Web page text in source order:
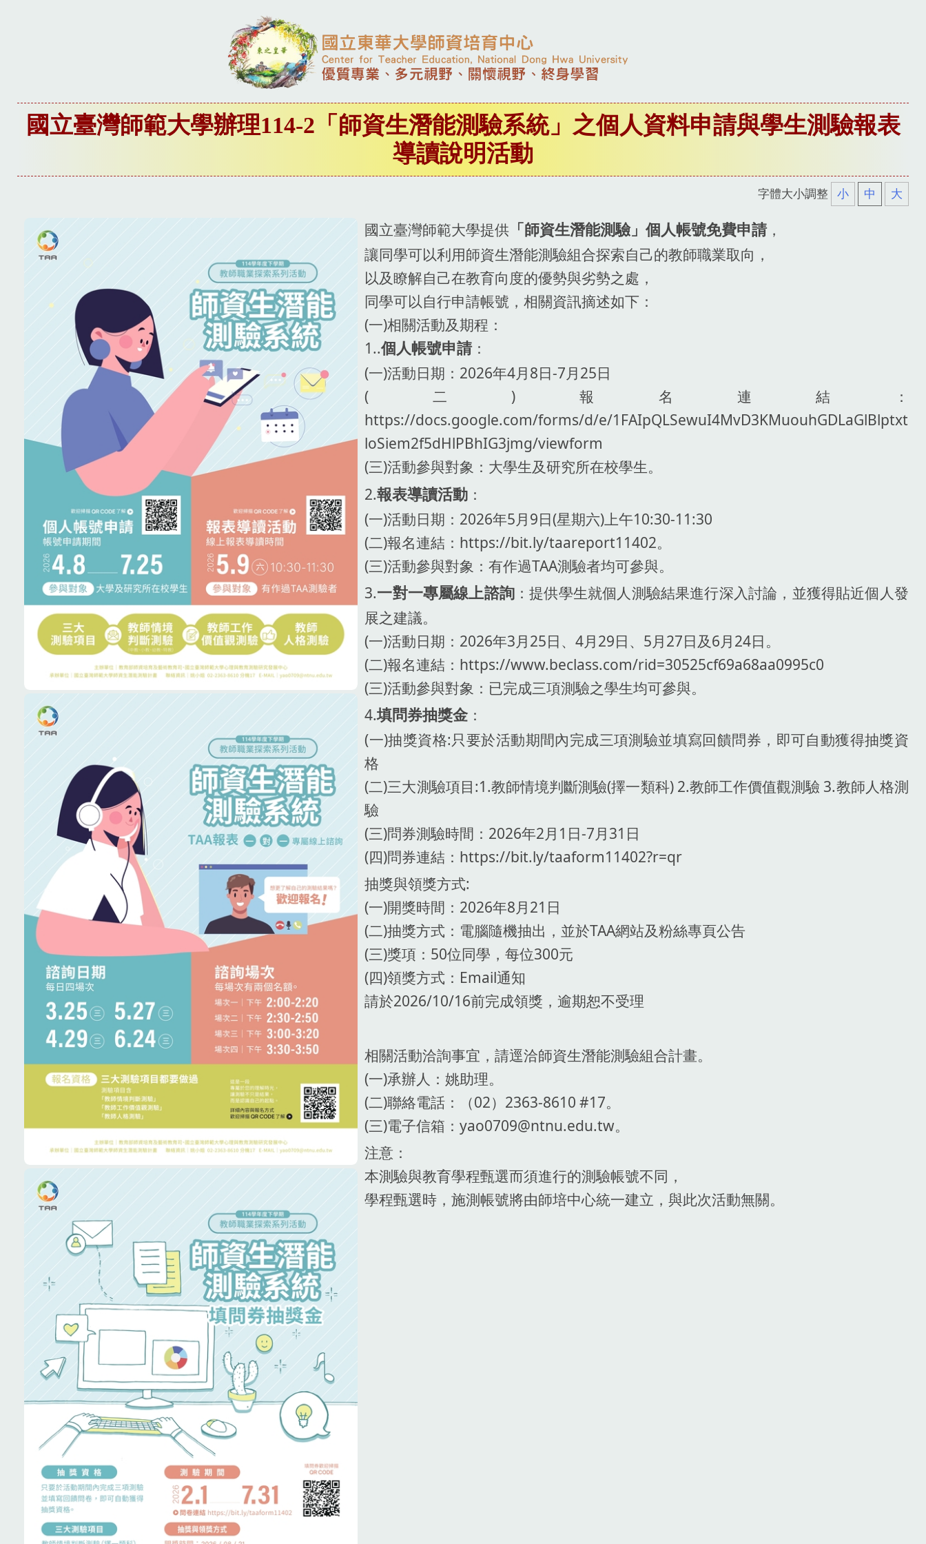
國立臺灣師範大學辦理114-2「師資生潛能測驗系統」之個人資料申請與學生測驗報表
導讀說明活動
字體大小調整 小 中 大
國立臺灣師範大學提供 「師資生潛能測驗」個人帳號免費申請，
讓同學可以利用師資生潛能測驗組合探索自己的教師職業取向，
以及瞭解自己在教育向度的優勢與劣勢之處，
同學可以自行申請帳號，相關資訊摘述如下：
(一)相關活動及期程：
1..個人帳號申請：
(一)活動日期：2026年4月8日-7月25日
(二)報名連結：
https://docs.google.com/forms/d/e/1FAIpQLSewuI4MvD3KMuouhGDLaGlBlptxt
loSiem2f5dHlPBhIG3jmg/viewform
(三)活動參與對象：大學生及研究所在校學生。
2.報表導讀活動 ：
(一)活動日期：2026年5月9日(星期六)上午10:30-11:30
(二)報名連結：https://bit.ly/taareport11402。
(三)活動參與對象：有作過TAA測驗者均可參與。
3.一對一專屬線上諮詢 ：提供學生就個人測驗結果進行深入討論，並獲得貼近個人發
展之建議。
(一)活動日期：2026年3月25日、4月29日、5月27日及6月24日。
(二)報名連結：https://www.beclass.com/rid=30525cf69a68aa0995c0
(三)活動參與對象：已完成三項測驗之學生均可參與。
4.填問券抽獎金 ：
(一)抽獎資格:只要於活動期間內完成三項測驗並填寫回饋問券，即可自動獲得抽獎資
格
(二)三大測驗項目:1.教師情境判斷測驗(擇一類科) 2.教師工作價值觀測驗 3.教師人格測
驗
(三)問券測驗時間：2026年2月1日-7月31日
(四)問券連結：https://bit.ly/taaform11402?r=qr
抽獎與領獎方式:
(一)開獎時間：2026年8月21日
(二)抽獎方式：電腦隨機抽出，並於TAA網站及粉絲專頁公告
(三)獎項：50位同學，每位300元
(四)領獎方式：Email通知
請於2026/10/16前完成領獎，逾期恕不受理
相關活動洽詢事宜，請逕洽師資生潛能測驗組合計畫。
(一)承辦人：姚助理。
(二)聯絡電話：（02）2363-8610 #17。
(三)電子信箱：yao0709@ntnu.edu.tw。
注意：
本測驗與教育學程甄選而須進行的測驗帳號不同，
學程甄選時，施測帳號將由師培中心統一建立，與此次活動無關。